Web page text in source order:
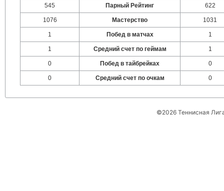
545 Парный Рейтинг 622
1076 Мастерство 1031
1 Побед в матчах 1
1 Средний счет по геймам 1
0 Побед в тайбрейках 0
0 Средний счет по очкам 0
©2026 Теннисная